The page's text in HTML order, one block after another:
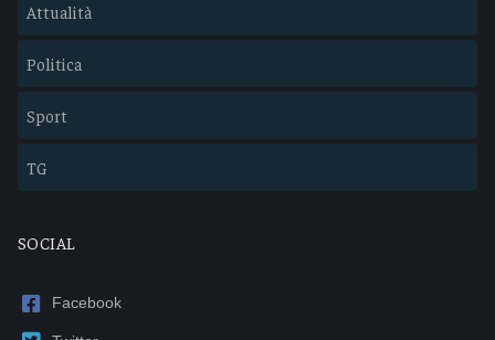
Attualità
Politica
Sport
TG
SOCIAL
Facebook